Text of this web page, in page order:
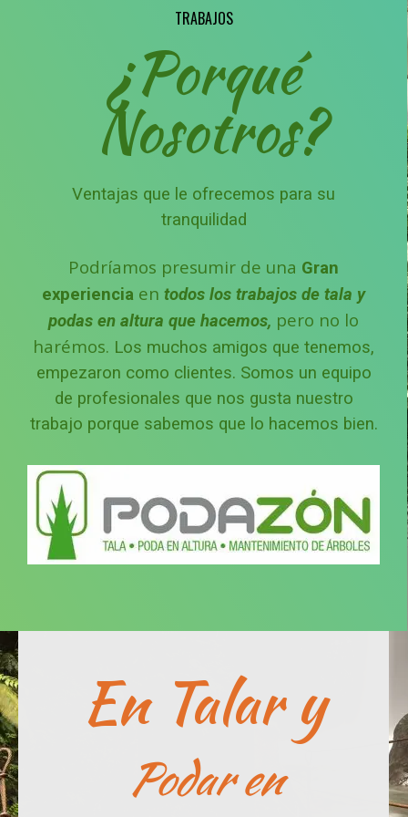
TRABAJOS
¿Porqué
Nosotros?
Ventajas que le ofrecemos para su
tranquilidad
Podríamos presumir de una Gran
experiencia en todos los trabajos de tala y
podas en altura que hacemos, pero no lo
harémos. Los muchos amigos que tenemos,
empezaron como clientes. Somos un equipo
de profesionales que nos gusta nuestro
trabajo porque sabemos que lo hacemos bien.
En Talar y
Podar en